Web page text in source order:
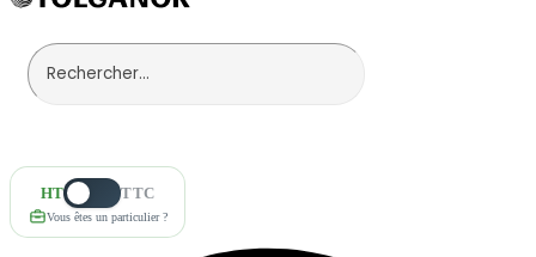
HT TTC
Vous êtes un particulier ?